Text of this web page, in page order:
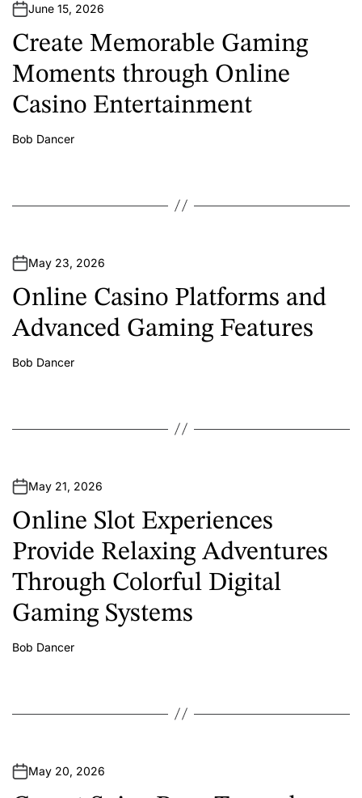
June 15, 2026
Create Memorable Gaming
Moments through Online
Casino Entertainment
A
Bob Dancer
May 23, 2026
Online Casino Platforms and
Advanced Gaming Features
A
Bob Dancer
May 21, 2026
Online Slot Experiences
Provide Relaxing Adventures
Through Colorful Digital
Gaming Systems
A
Bob Dancer
May 20, 2026